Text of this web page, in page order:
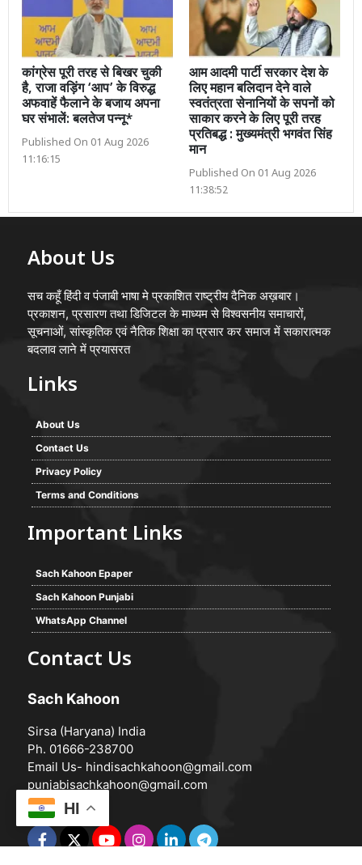
कांग्रेस पूरी तरह से बिखर चुकी
है, राजा वड़िंग ‘आप’ के विरुद्ध
अफवाहें फैलाने के बजाय अपना
घर संभालें: बलतेज पन्नू*
Published On 01 Aug 2026
11:16:15
आम आदमी पार्टी सरकार देश के
लिए महान बलिदान देने वाले
स्वतंत्रता सेनानियों के सपनों को
साकार करने के लिए पूरी तरह
प्रतिबद्ध : मुख्यमंत्री भगवंत सिंह
मान
Published On 01 Aug 2026
11:38:52
About Us
सच कहूँ हिंदी व पंजाबी भाषा मे प्रकाशित राष्ट्रीय दैनिक अख़बार।
प्रकाशन, प्रसारण तथा डिजिटल के माध्यम से विश्वसनीय समाचारों,
सूचनाओं, सांस्कृतिक एवं नैतिक शिक्षा का प्रसार कर समाज में सकारात्मक
बदलाव लाने में प्रयासरत
Links
About Us
Contact Us
Privacy Policy
Terms and Conditions
Important Links
Sach Kahoon Epaper
Sach Kahoon Punjabi
WhatsApp Channel
Contact Us
Sach Kahoon
Sirsa (Haryana) India
Ph. 01666-238700
Email Us- hindisachkahoon@gmail.com
punjabisachkahoon@gmail.com
HI